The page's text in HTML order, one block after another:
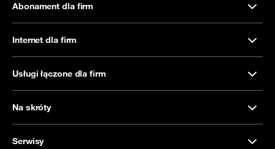
Abonament dla firm
Internet dla firm
Usługi łączone dla firm
Na skróty
Serwisy